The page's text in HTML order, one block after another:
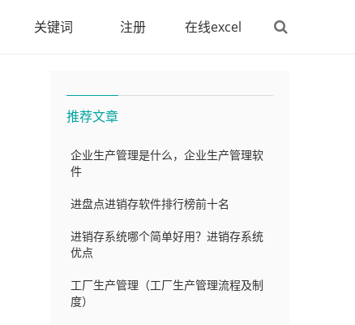
关键词 注册 在线excel
推荐文章
企业生产管理是什么，企业生产管理软
件
进盘点进销存软件排行榜前十名
进销存系统哪个简单好用？进销存系统
优点
工厂生产管理（工厂生产管理流程及制
度）